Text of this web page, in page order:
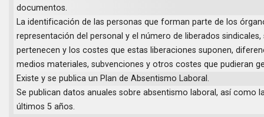
documentos.
La identificación de las personas que forman parte de los
representación del personal y el número de liberados
pertenecen y los costes que estas liberaciones suponen,
medios materiales, subvenciones y otros costes que pudieran
Existe y se publica un Plan de Absentismo Laboral.
Se publican datos anuales sobre absentismo laboral, así como
últimos 5 años.